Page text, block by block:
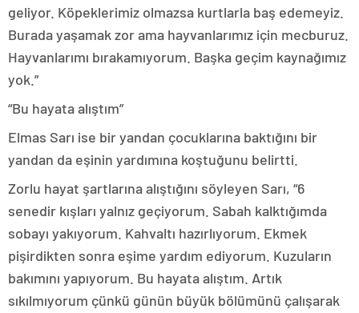
geliyor. Köpeklerimiz olmazsa kurtlarla baş edemeyiz.
Burada yaşamak zor ama hayvanlarımız için mecburuz.
Hayvanlarımı bırakamıyorum. Başka geçim kaynağımız
yok.”
“Bu hayata alıştım”
Elmas Sarı ise bir yandan çocuklarına baktığını bir
yandan da eşinin yardımına koştuğunu belirtti.
Zorlu hayat şartlarına alıştığını söyleyen Sarı, “6
senedir kışları yalnız geçiyorum. Sabah kalktığımda
sobayı yakıyorum. Kahvaltı hazırlıyorum. Ekmek
pişirdikten sonra eşime yardım ediyorum. Kuzuların
bakımını yapıyorum. Bu hayata alıştım. Artık
sıkılmıyorum çünkü günün büyük bölümünü çalışarak